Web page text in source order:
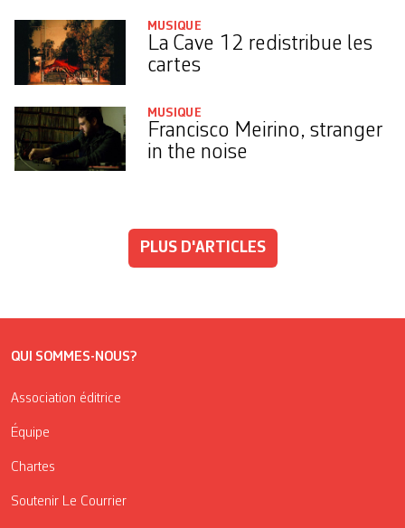
MUSIQUE
La Cave 12 redistribue les
cartes
MUSIQUE
Francisco Meirino, stranger
in the noise
PLUS D'ARTICLES
QUI SOMMES-NOUS?
Association éditrice
Équipe
Chartes
Soutenir Le Courrier